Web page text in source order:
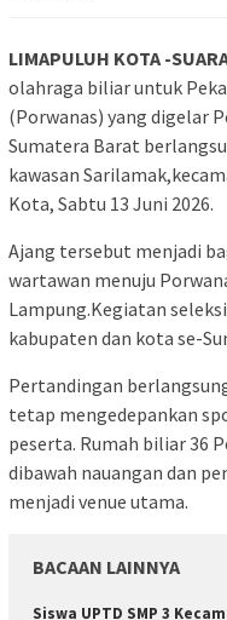
‎LIMAPULUH KOTA -
olahraga biliar untuk
(Porwanas) yang digelar
Sumatera Barat
kawasan
Kota, Sabtu 13 Juni 2026.
‎Ajang tersebut menjadi
wartawan menuju
Lampung.‎Kegiatan
kabupaten dan kota se-
‎Pertandingan
tetap mengedepankan
peserta. Rumah biliar 36
dibawah nauangan dan
menjadi venue utama.
BACAAN LAINNYA
Siswa UPTD SMP 3